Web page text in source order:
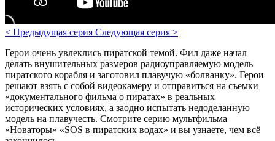
< Предыдущая серия Следующая серия >
Герои очень увлеклись пиратской темой. Фил даже начал
делать внушительных размеров радиоуправляемую модель
пиратского корабля и заготовил плавучую «болванку». Герои
решают взять с собой видеокамеру и отправиться на съемки
«документального фильма о пиратах» в реальных
исторических условиях, а заодно испытать недоделанную
модель на плавучесть. Смотрите серию мультфильма
«Новаторы» «SOS в пиратских водах» и вы узнаете, чем всё